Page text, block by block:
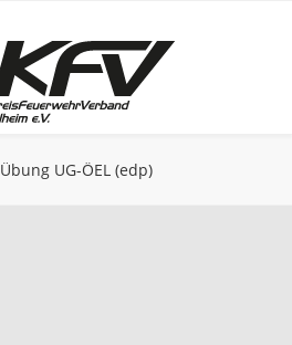
Übung UG-ÖEL (edp)